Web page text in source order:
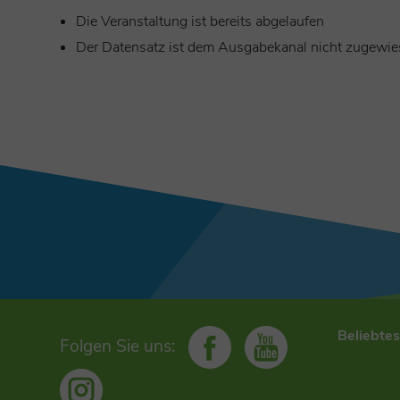
Die Veranstaltung ist bereits abgelaufen
Der Datensatz ist dem Ausgabekanal nicht
Folgen Sie uns: